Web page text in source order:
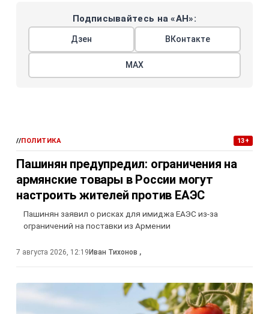
Подписывайтесь на «АН»:
Дзен ВКонтакте
МАХ
//ПОЛИТИКА 13+
Пашинян предупредил: ограничения на
армянские товары в России могут
настроить жителей против ЕАЭС
Пашинян заявил о рисках для имиджа ЕАЭС из-за
ограничений на поставки из Армении
7 августа 2026, 12:19 Иван Тихонов ,